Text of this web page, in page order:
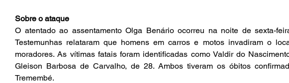
Sobre o ataque
O atentado ao assentamento Olga Benário ocorreu na noite de sexta-
Testemunhas relataram que homens em carros e motos invadiram o
moradores. As vítimas fatais foram identificadas como Valdir do
Gleison Barbosa de Carvalho, de 28. Ambos tiveram os óbitos
Tremembé.